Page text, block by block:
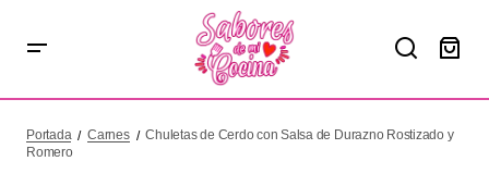
Romero
Portada Carnes
Chuletas de Cerdo con Salsa de Durazno Rostizado y
Romero